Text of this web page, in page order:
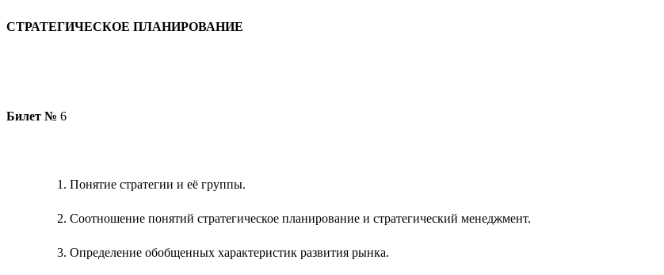
СТРАТЕГИЧЕСКОЕ ПЛАНИРОВАНИЕ
Билет № 6
Понятие стратегии и её группы.
Соотношение понятий стратегическое планирование и стратегический менеджмент.
Определение обобщенных характеристик развития рынка.